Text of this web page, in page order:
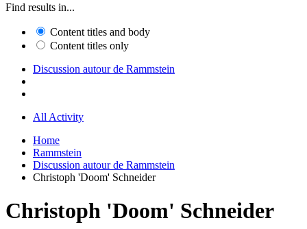
Find results in...
Content titles and body
Content titles only
Discussion autour de Rammstein
All Activity
Home
Rammstein
Discussion autour de Rammstein
Christoph 'Doom' Schneider
Christoph 'Doom' Schneider